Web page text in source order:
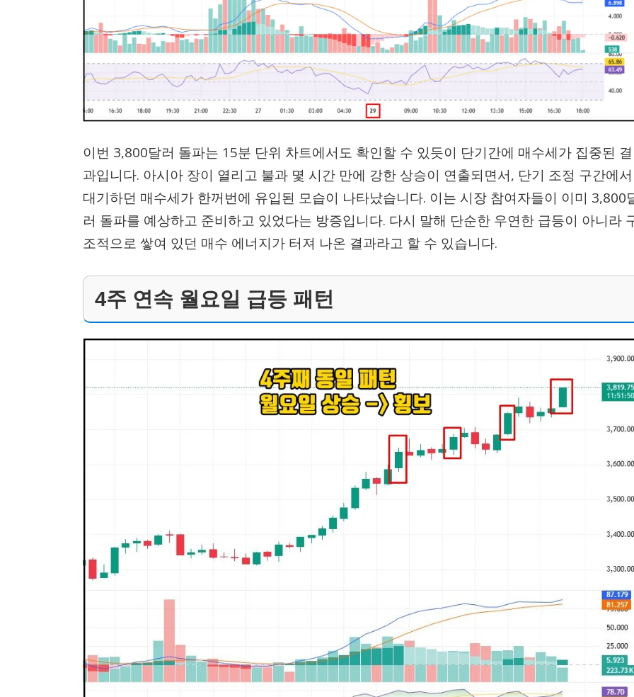
이번 3,800달러 돌파는 15분 단위 차트에서도 확인할 수 있듯이 단기간에 매수세가 집중된 결
과입니다. 아시아 장이 열리고 불과 몇 시간 만에 강한 상승이 연출되면서, 단기 조정 구간에서
대기하던 매수세가 한꺼번에 유입된 모습이 나타났습니다. 이는 시장 참여자들이 이미 3,800
러 돌파를 예상하고 준비하고 있었다는 방증입니다. 다시 말해 단순한 우연한 급등이 아니라
조적으로 쌓여 있던 매수 에너지가 터져 나온 결과라고 할 수 있습니다.
4주 연속 월요일 급등 패턴